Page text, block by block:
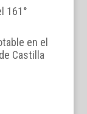
161°
en el
Castilla